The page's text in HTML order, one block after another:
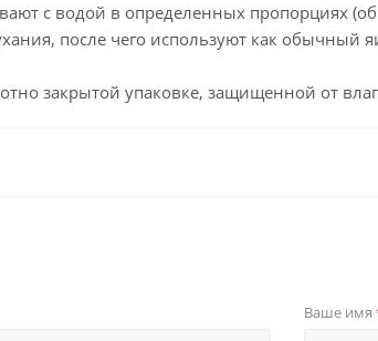
с водой в определенных пропорциях
после чего используют как обычный
закрытой упаковке, защищенной от
Ваше имя